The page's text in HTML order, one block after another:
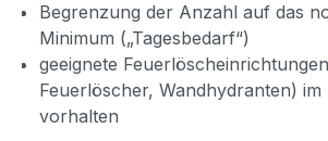
Begrenzung der Anzahl auf das
Minimum („Tagesbedarf“)
geeignete
Feuerlöscher, Wandhydranten)
vorhalten